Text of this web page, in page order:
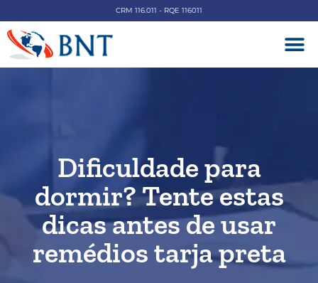
CRM 116.011 - RQE 116011
Dificuldade para
dormir? Tente estas
dicas antes de usar
remédios tarja preta